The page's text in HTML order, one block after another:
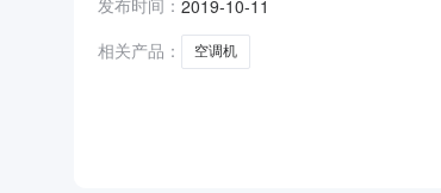
项目名称和编号1.项目名称：天津
量采购需求预
发布时间： 2019-10-11
相关产品：
空调机